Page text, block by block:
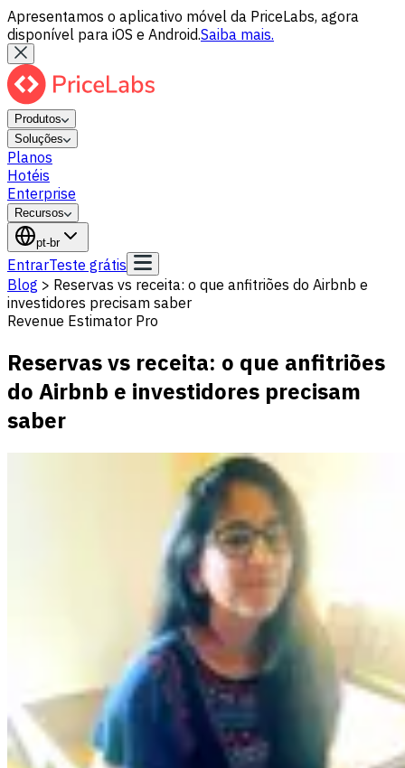
Apresentamos o aplicativo móvel da PriceLabs, agora
disponível para iOS e Android.Saiba mais.
Produtos
Soluções
Planos
Hotéis
Enterprise
Recursos
pt-br
EntrarTeste grátis
Blog > Reservas vs receita: o que anfitriões do Airbnb e
investidores precisam saber
Revenue Estimator Pro
Reservas vs receita: o que anfitriões
do Airbnb e investidores precisam
saber